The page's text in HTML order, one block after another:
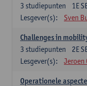
1E
3 studiepunten
Lesgever(s):
Sven
Challenges in
2E
3 studiepunten
Lesgever(s):
Jeroen
Operationele